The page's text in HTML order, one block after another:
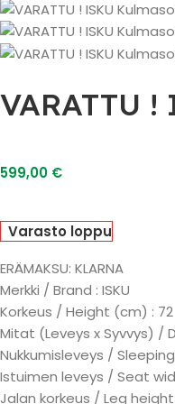
VARATTU
599,00 €
Varasto loppu
ERÄMAKSU: KLARNA
Merkki / Brand : ISKU
Korkeus / Height (cm) : 72
Mitat (Leveys x Syvvys) /
Nukkumisleveys /
Istuimen leveys / Seat
Jalan korkeus / Leg